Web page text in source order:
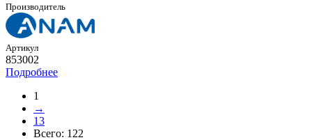
Производитель
Артикул
853002
Подробнее
1
→
13
Всего: 122